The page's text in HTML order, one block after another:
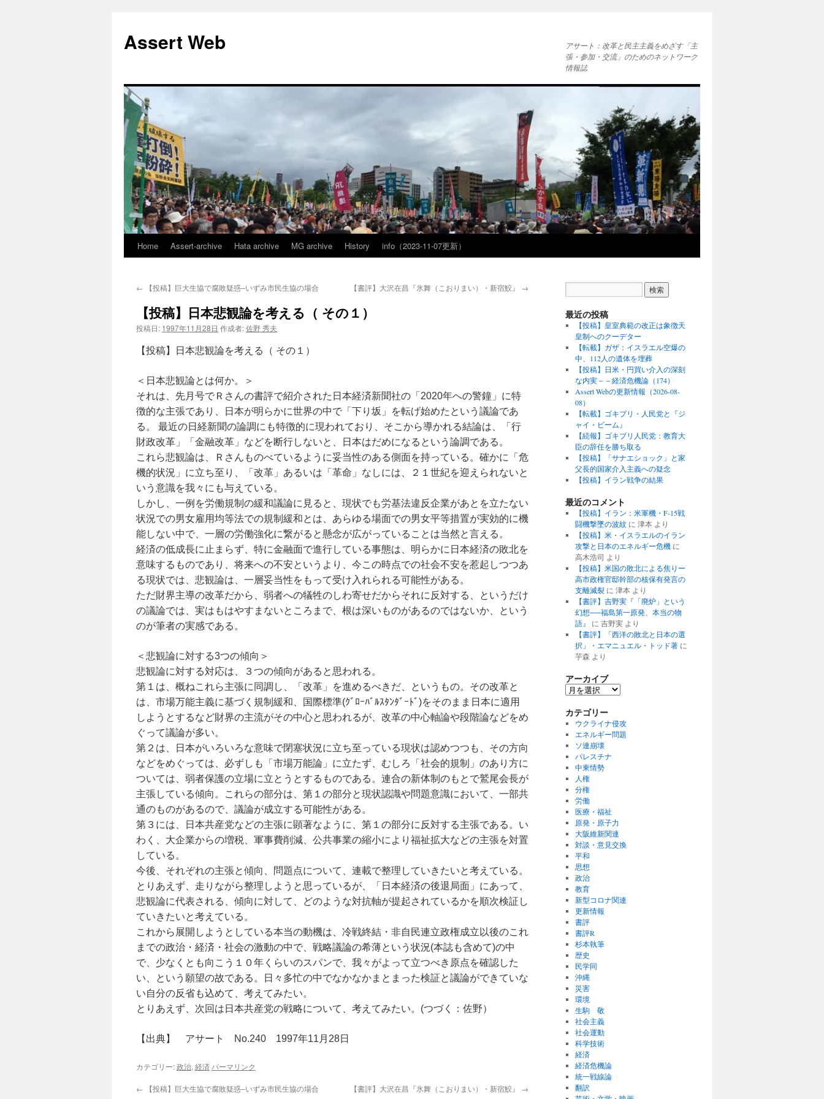
テ
ン
ス
キ
ッ
プ
Assert Web
アサート：改革と民主主義をめざす「主
張・参加・交流」のためのネットワーク
情報誌
Home Assert-archive Hata archive MG archive History info（2023-11-07更新）
← 【投稿】巨大生協で腐敗疑惑–いずみ市民生協の場合 【書評】大沢在昌『氷舞（こおりまい）・新宿鮫』 →
【投稿】日本悲観論を考える（ その１）
投稿日: 1997年11月28日 作成者:佐野 秀夫
【投稿】日本悲観論を考える（ その１）
＜日本悲観論とは何か。＞
それは、先月号でＲさんの書評で紹介された日本経済新聞社の「2020年への警鐘」に特
徴的な主張であり、日本が明らかに世界の中で「下り坂」を転げ始めたという議論であ
る。 最近の日経新聞の論調にも特徴的に現われており、そこから導かれる結論は、「行
財政改革」「金融改革」などを断行しないと、日本はだめになるという論調である。
これら悲観論は、Ｒさんものべているように妥当性のある側面を持っている。確かに「危
機的状況」に立ち至り、「改革」あるいは「革命」なしには、２１世紀を迎えられないと
いう意識を我々にも与えている。
しかし、一例を労働規制の緩和議論に見ると、現状でも労基法違反企業があとを立たない
状況での男女雇用均等法での規制緩和とは、あらゆる場面での男女平等措置が実効的に機
能しない中で、一層の労働強化に繋がると懸念が広がっていることは当然と言える。
経済の低成長に止まらず、特に金融面で進行している事態は、明らかに日本経済の敗北を
意味するものであり、将来への不安というより、今この時点での社会不安を惹起しつつあ
る現状では、悲観論は、一層妥当性をもって受け入れられる可能性がある。
ただ財界主導の改革だから、弱者への犠牲のしわ寄せだからそれに反対する、というだけ
の議論では、実はもはやすまないところまで、根は深いものがあるのではないか、という
のが筆者の実感である。
＜悲観論に対する3つの傾向＞
悲観論に対する対応は、３つの傾向があると思われる。
第１は、概ねこれら主張に同調し、「改革」を進めるべきだ、というもの。その改革と
は、市場万能主義に基づく規制緩和、国際標準(ｸﾞﾛｰﾊﾞﾙｽﾀﾝﾀﾞｰﾄﾞ)をそのまま日本に適用
しようとするなど財界の主流がその中心と思われるが、改革の中心軸論や段階論などをめ
ぐって議論が多い。
第２は、日本がいろいろな意味で閉塞状況に立ち至っている現状は認めつつも、その方向
などをめぐっては、必ずしも「市場万能論」に立たず、むしろ「社会的規制」のあり方に
ついては、弱者保護の立場に立とうとするものである。連合の新体制のもとで鷲尾会長が
主張している傾向。これらの部分は、第１の部分と現状認識や問題意識において、一部共
通のものがあるので、議論が成立する可能性がある。
第３には、日本共産党などの主張に顕著なように、第１の部分に反対する主張である。い
わく、大企業からの増税、軍事費削減、公共事業の縮小により福祉拡大などの主張を対置
している。
今後、それぞれの主張と傾向、問題点について、連載で整理していきたいと考えている。
とりあえず、走りながら整理しようと思っているが、「日本経済の後退局面」にあって、
悲観論に代表される、傾向に対して、どのような対抗軸が提起されているかを順次検証し
ていきたいと考えている。
これから展開しようとしている本当の動機は、冷戦終結・非自民連立政権成立以後のこれ
までの政治・経済・社会の激動の中で、戦略議論の希薄という状況(本誌も含めて)の中
で、少なくとも向こう１０年くらいのスパンで、我々がよって立つべき原点を確認した
い、という願望の故である。日々多忙の中でなかなかまとまった検証と議論ができていな
い自分の反省も込めて、考えてみたい。
とりあえず、次回は日本共産党の戦略について、考えてみたい。(つづく：佐野）
【出典】 アサート No.240 1997年11月28日
カテゴリー:政治, 経済 パーマリンク
← 【投稿】巨大生協で腐敗疑惑–いずみ市民生協の場合 【書評】大沢在昌『氷舞（こおりまい）・新宿鮫』 →
最近の投稿
【投稿】皇室典範の改正は象徴天
皇制へのクーデター
【転載】ガザ：イスラエル空爆の
中、112人の遺体を埋葬
【投稿】日米・円買い介入の深刻
な内実－－経済危機論（174）
Assert Webの更新情報（2026-08-
08）
【転載】ゴキブリ・人民党と『ジ
ャイ・ビーム』
【続報】ゴキブリ人民党：教育大
臣の辞任を勝ち取る
【投稿】「サナエショック」と家
父長的国家介入主義への疑念
【投稿】イラン戦争の結果
最近のコメント
【投稿】イラン：米軍機・F-15戦
闘機撃墜の波紋に 津本より
【投稿】米・イスラエルのイラン
攻撃と日本のエネルギー危機に
高木浩司 より
【投稿】米国の敗北による焦りー
高市政権官邸幹部の核保有発言の
支離滅裂に 津本より
【書評】吉野実『「廃炉」という
幻想──福島第一原発、本当の物
語』
に 吉野実より
【書評】「西洋の敗北と日本の選
択」・エマニュエル・トッド著に
芋森 より
アーカイブ
ア
カ
イ
ブ
カテゴリー
ウクライナ侵攻
エネルギー問題
ソ連崩壊
パレスチナ
中東情勢
人権
分権
労働
医療・福祉
原発・原子力
大阪維新関連
対談・意見交換
平和
思想
政治
教育
新型コロナ関連
更新情報
書評
書評R
杉本執筆
歴史
民学同
沖縄
災害
環境
生駒 敬
社会主義
社会運動
科学技術
経済
経済危機論
統一戦線論
翻訳